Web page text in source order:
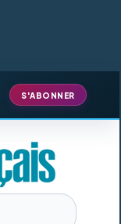
S'ABONNER